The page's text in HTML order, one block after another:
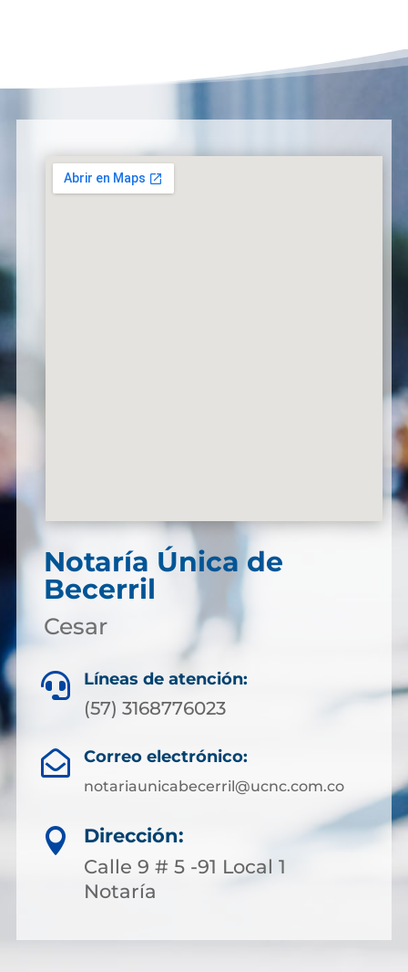
Notaría Única de
Becerril
Cesar
 Líneas de atención:
(57) 3168776023
 Correo electrónico:
notariaunicabecerril@ucnc.com.co

Dirección:
Calle 9 # 5 -91 Local 1
Notaría